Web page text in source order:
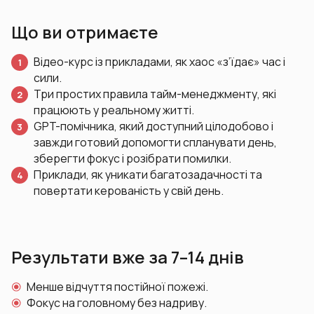
Що ви отримаєте
Відео-курс із прикладами, як хаос «з’їдає» час і
сили.
Три простих правила тайм-менеджменту, які
працюють у реальному житті.
GPT-помічника, який доступний цілодобово і
завжди готовий допомогти спланувати день,
зберегти фокус і розібрати помилки.
Приклади, як уникати багатозадачності та
повертати керованість у свій день.
Результати вже за 7–14 днів
Менше відчуття постійної пожежі.
Фокус на головному без надриву.